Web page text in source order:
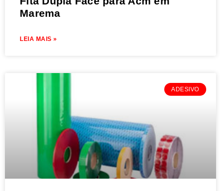
Marema
LEIA MAIS »
ADESIVO